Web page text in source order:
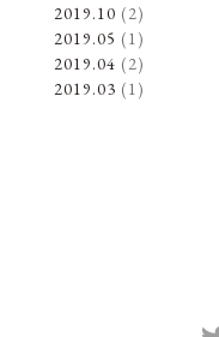
2019.10 (2)
2019.05 (1)
2019.04 (2)
2019.03 (1)